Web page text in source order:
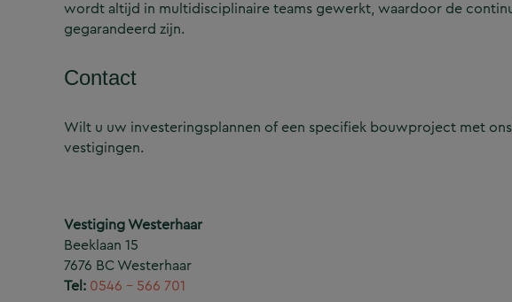
wordt altijd in multidisciplinaire teams gewerkt, waardoor de
gegarandeerd zijn.
Contact
Wilt u uw investeringsplannen of een specifiek bouwproject met
vestigingen.
Vestiging Westerhaar
Beeklaan 15
7676 BC Westerhaar
Tel: 0546 – 566 701